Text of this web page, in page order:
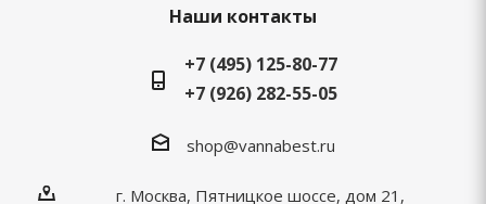
Наши контакты
+7 (495) 125-80-77
+7 (926) 282-55-05
shop@vannabest.ru
г. Москва, Пятницкое шоссе, дом 21,